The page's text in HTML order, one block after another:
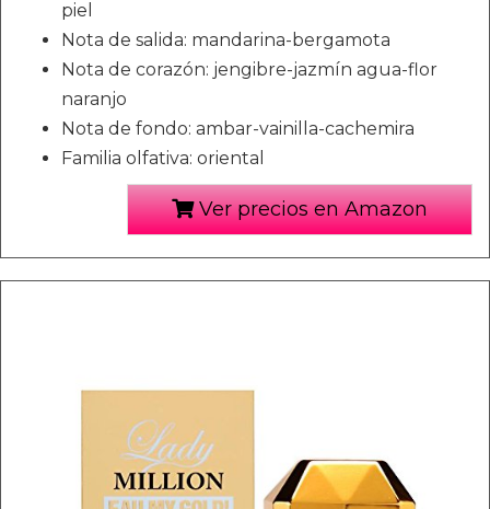
piel
Nota de salida: mandarina-bergamota
Nota de corazón: jengibre-jazmín agua-flor
naranjo
Nota de fondo: ambar-vainilla-cachemira
Familia olfativa: oriental
Ver precios en Amazon